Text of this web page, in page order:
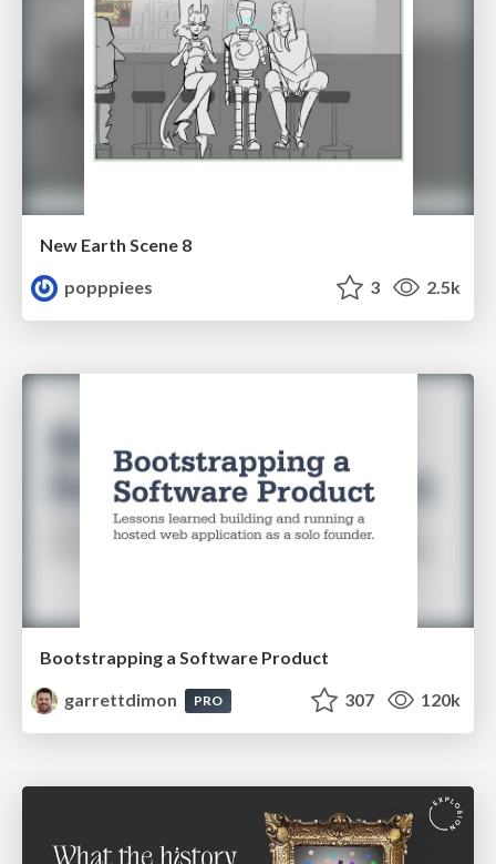
New Earth Scene 8
popppiees
3 2.5k
Bootstrapping a Software Product
garrettdimon
PRO 307 120k